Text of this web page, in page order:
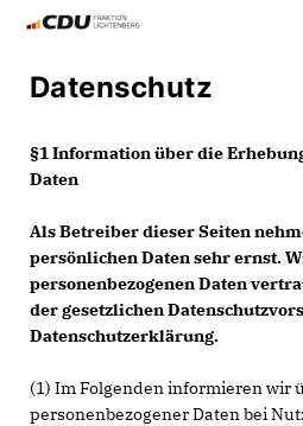
Datenschutz
§1 Information über die
Daten
Als Betreiber dieser Seiten
persönlichen Daten sehr ernst.
personenbezogenen Daten
der gesetzlichen
Datenschutzerklärung.
(1) Im Folgenden informieren wir
personenbezogener Daten bei